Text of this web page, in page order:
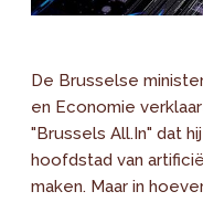
De Brusselse
en Economie
"Brussels All.In" dat
hoofdstad van
maken. Maar in